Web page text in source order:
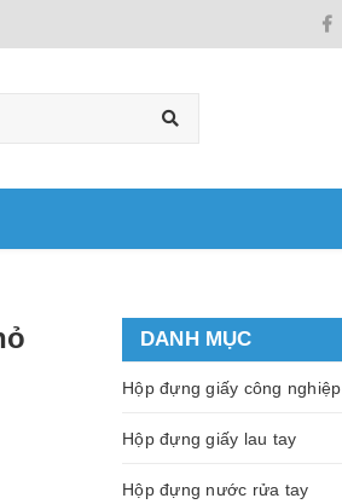
DANH MỤC
Hộp đựng giấy công nghiệp
Hộp đựng giấy lau tay
Hộp đựng nước rửa tay